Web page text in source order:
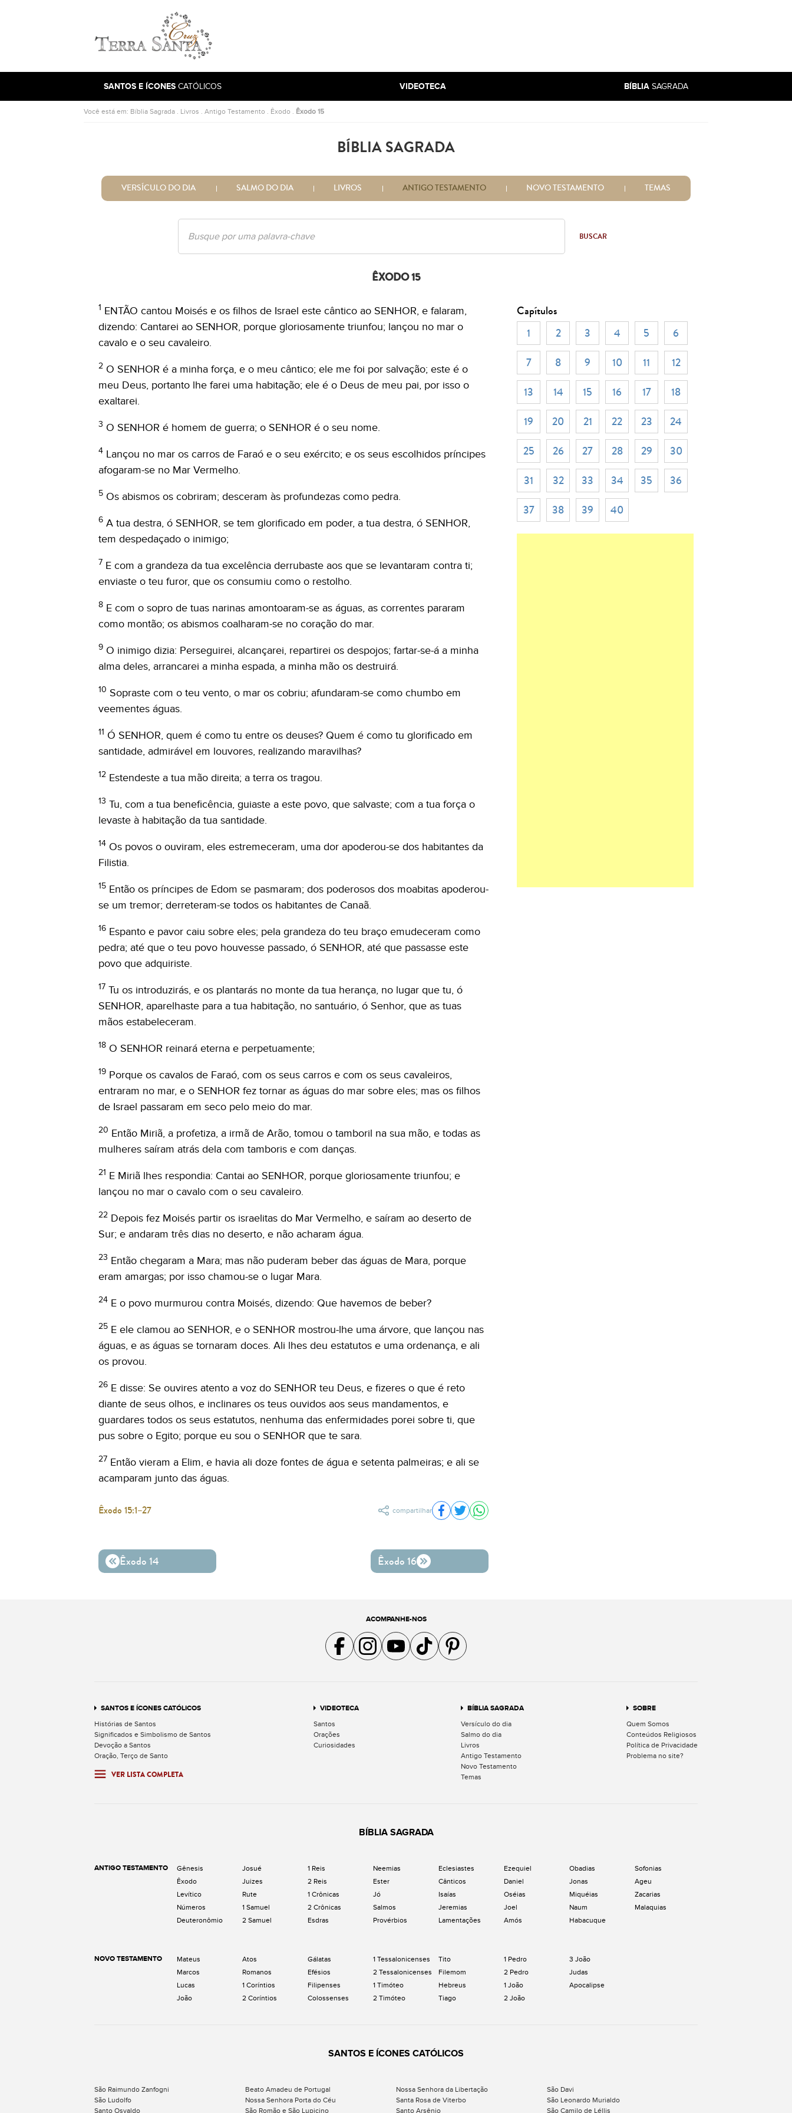
Ir para a página inicial
SANTOS E ÍCONES CATÓLICOS VIDEOTECA BÍBLIA SAGRADA
Você está em: Bíblia Sagrada . Livros . Antigo Testamento . Êxodo . Êxodo 15
BÍBLIA SAGRADA
VERSÍCULO DO DIA SALMO DO DIA LIVROS ANTIGO TESTAMENTO NOVO TESTAMENTO TEMAS
BUSCAR
ÊXODO 15
1 ENTÃO cantou Moisés e os filhos de Israel este cântico ao SENHOR, e falaram,
dizendo: Cantarei ao SENHOR, porque gloriosamente triunfou; lançou no mar o
cavalo e o seu cavaleiro.
2 O SENHOR é a minha força, e o meu cântico; ele me foi por salvação; este é o
meu Deus, portanto lhe farei uma habitação; ele é o Deus de meu pai, por isso o
exaltarei.
3 O SENHOR é homem de guerra; o SENHOR é o seu nome.
4 Lançou no mar os carros de Faraó e o seu exército; e os seus escolhidos príncipes
afogaram-se no Mar Vermelho.
5 Os abismos os cobriram; desceram às profundezas como pedra.
6 A tua destra, ó SENHOR, se tem glorificado em poder, a tua destra, ó SENHOR,
tem despedaçado o inimigo;
7 E com a grandeza da tua excelência derrubaste aos que se levantaram contra ti;
enviaste o teu furor, que os consumiu como o restolho.
8 E com o sopro de tuas narinas amontoaram-se as águas, as correntes pararam
como montão; os abismos coalharam-se no coração do mar.
9 O inimigo dizia: Perseguirei, alcançarei, repartirei os despojos; fartar-se-á a minha
alma deles, arrancarei a minha espada, a minha mão os destruirá.
10 Sopraste com o teu vento, o mar os cobriu; afundaram-se como chumbo em
veementes águas.
11 Ó SENHOR, quem é como tu entre os deuses? Quem é como tu glorificado em
santidade, admirável em louvores, realizando maravilhas?
12 Estendeste a tua mão direita; a terra os tragou.
13 Tu, com a tua beneficência, guiaste a este povo, que salvaste; com a tua força o
levaste à habitação da tua santidade.
14 Os povos o ouviram, eles estremeceram, uma dor apoderou-se dos habitantes da
Filistia.
15 Então os príncipes de Edom se pasmaram; dos poderosos dos moabitas apoderou-
se um tremor; derreteram-se todos os habitantes de Canaã.
16 Espanto e pavor caiu sobre eles; pela grandeza do teu braço emudeceram como
pedra; até que o teu povo houvesse passado, ó SENHOR, até que passasse este
povo que adquiriste.
17 Tu os introduzirás, e os plantarás no monte da tua herança, no lugar que tu, ó
SENHOR, aparelhaste para a tua habitação, no santuário, ó Senhor, que as tuas
mãos estabeleceram.
18 O SENHOR reinará eterna e perpetuamente;
19 Porque os cavalos de Faraó, com os seus carros e com os seus cavaleiros,
entraram no mar, e o SENHOR fez tornar as águas do mar sobre eles; mas os filhos
de Israel passaram em seco pelo meio do mar.
20 Então Miriã, a profetiza, a irmã de Arão, tomou o tamboril na sua mão, e todas as
mulheres saíram atrás dela com tamboris e com danças.
21 E Miriã lhes respondia: Cantai ao SENHOR, porque gloriosamente triunfou; e
lançou no mar o cavalo com o seu cavaleiro.
22 Depois fez Moisés partir os israelitas do Mar Vermelho, e saíram ao deserto de
Sur; e andaram três dias no deserto, e não acharam água.
23 Então chegaram a Mara; mas não puderam beber das águas de Mara, porque
eram amargas; por isso chamou-se o lugar Mara.
24 E o povo murmurou contra Moisés, dizendo: Que havemos de beber?
25 E ele clamou ao SENHOR, e o SENHOR mostrou-lhe uma árvore, que lançou nas
águas, e as águas se tornaram doces. Ali lhes deu estatutos e uma ordenança, e ali
os provou.
26 E disse: Se ouvires atento a voz do SENHOR teu Deus, e fizeres o que é reto
diante de seus olhos, e inclinares os teus ouvidos aos seus mandamentos, e
guardares todos os seus estatutos, nenhuma das enfermidades porei sobre ti, que
pus sobre o Egito; porque eu sou o SENHOR que te sara.
27 Então vieram a Elim, e havia ali doze fontes de água e setenta palmeiras; e ali se
acamparam junto das águas.
Êxodo 15:1–27 compartilhar Compartilhar no Facebook
Compartilhar no Twitter
Compartilhar no WhatsApp
Êxodo 14 Êxodo 16
Capítulos
1
2 3 4 5
6
7
8 9 10 11
12
13
14 15 16 17
18
19
20 21 22 23
24
25
26 27 28 29
30
31
32 33 34 35
36
37
38 39 40
ACOMPANHE-NOS
Acompanhe a gente no Facebook
Acompanhe a gente no Instagram
Acompanhe a gente no YouTube
Acompanhe a gente no TikTok
Acompanhe a gente no Pinterest
SANTOS E ÍCONES CATÓLICOS
Histórias de Santos
Significados e Simbolismo de Santos
Devoção a Santos
Oração, Terço de Santo
VER LISTA COMPLETA
VIDEOTECA
Santos
Orações
Curiosidades
BÍBLIA SAGRADA
Versículo do dia
Salmo do dia
Livros
Antigo Testamento
Novo Testamento
Temas
SOBRE
Quem Somos
Conteúdos Religiosos
Política de Privacidade
Problema no site?
BÍBLIA SAGRADA
ANTIGO TESTAMENTO
Gênesis
Êxodo
Levítico
Números
Deuteronômio
Josué
Juizes
Rute
1 Samuel
2 Samuel
1 Reis
2 Reis
1 Crônicas
2 Crônicas
Esdras
Neemias
Ester
Jó
Salmos
Provérbios
Eclesiastes
Cânticos
Isaías
Jeremias
Lamentações
Ezequiel
Daniel
Oséias
Joel
Amós
Obadias
Jonas
Miquéias
Naum
Habacuque
Sofonias
Ageu
Zacarias
Malaquias
NOVO TESTAMENTO
Mateus
Marcos
Lucas
João
Atos
Romanos
1 Coríntios
2 Coríntios
Gálatas
Efésios
Filipenses
Colossenses
1 Tessalonicenses
2 Tessalonicenses
1 Timóteo
2 Timóteo
Tito
Filemom
Hebreus
Tiago
1 Pedro
2 Pedro
1 João
2 João
3 João
Judas
Apocalipse
SANTOS E ÍCONES CATÓLICOS
São Raimundo Zanfogni Beato Amadeu de Portugal Nossa Senhora da Libertação
São Davi
São Ludolfo
Nossa Senhora Porta do Céu Santa Rosa de Viterbo
São Leonardo Murialdo
Santo Osvaldo
São Romão e São Lupicino Santo Arsênio São Camilo de Léllis